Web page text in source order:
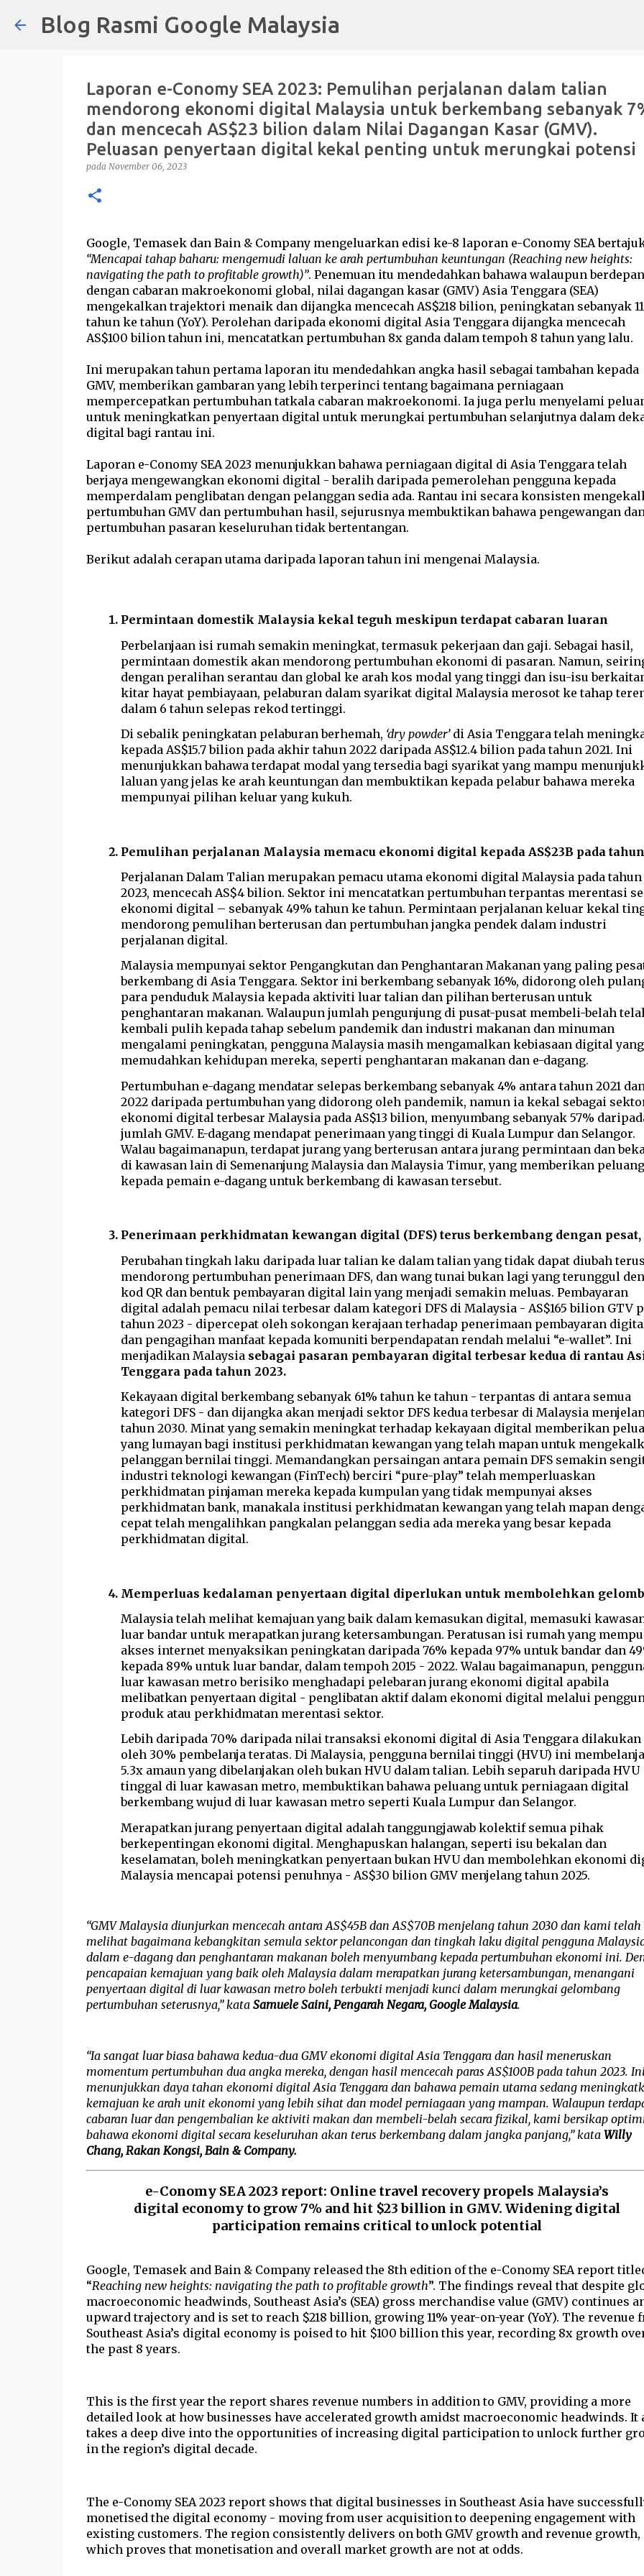
Blog Rasmi Google Malaysia
Laporan e-Conomy SEA 2023: Pemulihan perjalanan dalam talian
mendorong ekonomi digital Malaysia untuk berkembang sebanyak
dan mencecah AS$23 bilion dalam Nilai Dagangan Kasar (GMV).
Peluasan penyertaan digital kekal penting untuk merungkai potensi
pada November 06, 2023
Google, Temasek dan Bain & Company mengeluarkan edisi ke-8 laporan e-Conomy SEA
“Mencapai tahap baharu: mengemudi laluan ke arah pertumbuhan keuntungan (Reaching new heights:
navigating the path to profitable growth)”. Penemuan itu mendedahkan bahawa walaupun berdepan
dengan cabaran makroekonomi global, nilai dagangan kasar (GMV) Asia Tenggara (SEA)
mengekalkan trajektori menaik dan dijangka mencecah AS$218 bilion, peningkatan sebanyak
tahun ke tahun (YoY). Perolehan daripada ekonomi digital Asia Tenggara dijangka mencecah
AS$100 bilion tahun ini, mencatatkan pertumbuhan 8x ganda dalam tempoh 8 tahun yang lalu.
Ini merupakan tahun pertama laporan itu mendedahkan angka hasil sebagai tambahan kepada
GMV, memberikan gambaran yang lebih terperinci tentang bagaimana perniagaan
mempercepatkan pertumbuhan tatkala cabaran makroekonomi. Ia juga perlu menyelami
untuk meningkatkan penyertaan digital untuk merungkai pertumbuhan selanjutnya dalam
digital bagi rantau ini.
Laporan e-Conomy SEA 2023 menunjukkan bahawa perniagaan digital di Asia Tenggara telah
berjaya mengewangkan ekonomi digital - beralih daripada pemerolehan pengguna kepada
memperdalam penglibatan dengan pelanggan sedia ada. Rantau ini secara konsisten
pertumbuhan GMV dan pertumbuhan hasil, sejurusnya membuktikan bahawa pengewangan
pertumbuhan pasaran keseluruhan tidak bertentangan.
Berikut adalah cerapan utama daripada laporan tahun ini mengenai Malaysia.
Permintaan domestik Malaysia kekal teguh meskipun terdapat cabaran luaran
Perbelanjaan isi rumah semakin meningkat, termasuk pekerjaan dan gaji. Sebagai hasil,
permintaan domestik akan mendorong pertumbuhan ekonomi di pasaran. Namun,
dengan peralihan serantau dan global ke arah kos modal yang tinggi dan isu-isu
kitar hayat pembiayaan, pelaburan dalam syarikat digital Malaysia merosot ke tahap
dalam 6 tahun selepas rekod tertinggi.
Di sebalik peningkatan pelaburan berhemah, ‘dry powder’di Asia Tenggara telah
kepada AS$15.7 bilion pada akhir tahun 2022 daripada AS$12.4 bilion pada tahun 2021. Ini
menunjukkan bahawa terdapat modal yang tersedia bagi syarikat yang mampu
laluan yang jelas ke arah keuntungan dan membuktikan kepada pelabur bahawa mereka
mempunyai pilihan keluar yang kukuh.
Pemulihan perjalanan Malaysia memacu ekonomi digital kepada AS$23B pada
Perjalanan Dalam Talian merupakan pemacu utama ekonomi digital Malaysia pada tahun
2023, mencecah AS$4 bilion. Sektor ini mencatatkan pertumbuhan terpantas merentasi
ekonomi digital – sebanyak 49% tahun ke tahun. Permintaan perjalanan keluar kekal
mendorong pemulihan berterusan dan pertumbuhan jangka pendek dalam industri
perjalanan digital.
Malaysia mempunyai sektor Pengangkutan dan Penghantaran Makanan yang paling
berkembang di Asia Tenggara. Sektor ini berkembang sebanyak 16%, didorong oleh
para penduduk Malaysia kepada aktiviti luar talian dan pilihan berterusan untuk
penghantaran makanan. Walaupun jumlah pengunjung di pusat-pusat membeli-belah
kembali pulih kepada tahap sebelum pandemik dan industri makanan dan minuman
mengalami peningkatan, pengguna Malaysia masih mengamalkan kebiasaan digital yang
memudahkan kehidupan mereka, seperti penghantaran makanan dan e-dagang.
Pertumbuhan e-dagang mendatar selepas berkembang sebanyak 4% antara tahun 2021 dan
2022 daripada pertumbuhan yang didorong oleh pandemik, namun ia kekal sebagai
ekonomi digital terbesar Malaysia pada AS$13 bilion, menyumbang sebanyak 57%
jumlah GMV. E-dagang mendapat penerimaan yang tinggi di Kuala Lumpur dan Selangor.
Walau bagaimanapun, terdapat jurang yang berterusan antara jurang permintaan dan
di kawasan lain di Semenanjung Malaysia dan Malaysia Timur, yang memberikan peluang
kepada pemain e-dagang untuk berkembang di kawasan tersebut.
Penerimaan perkhidmatan kewangan digital (DFS) terus berkembang dengan
Perubahan tingkah laku daripada luar talian ke dalam talian yang tidak dapat diubah terus
mendorong pertumbuhan penerimaan DFS, dan wang tunai bukan lagi yang terunggul
kod QR dan bentuk pembayaran digital lain yang menjadi semakin meluas. Pembayaran
digital adalah pemacu nilai terbesar dalam kategori DFS di Malaysia - AS$165 bilion GTV
tahun 2023 - dipercepat oleh sokongan kerajaan terhadap penerimaan pembayaran
dan pengagihan manfaat kepada komuniti berpendapatan rendah melalui “e-wallet”. Ini
menjadikan Malaysia sebagai pasaran pembayaran digital terbesar kedua di rantau
Tenggara pada tahun 2023.
Kekayaan digital berkembang sebanyak 61% tahun ke tahun - terpantas di antara semua
kategori DFS - dan dijangka akan menjadi sektor DFS kedua terbesar di Malaysia
tahun 2030. Minat yang semakin meningkat terhadap kekayaan digital memberikan
yang lumayan bagi institusi perkhidmatan kewangan yang telah mapan untuk
pelanggan bernilai tinggi. Memandangkan persaingan antara pemain DFS semakin
industri teknologi kewangan (FinTech) berciri “pure-play” telah memperluaskan
perkhidmatan pinjaman mereka kepada kumpulan yang tidak mempunyai akses
perkhidmatan bank, manakala institusi perkhidmatan kewangan yang telah mapan
cepat telah mengalihkan pangkalan pelanggan sedia ada mereka yang besar kepada
perkhidmatan digital.
Memperluas kedalaman penyertaan digital diperlukan untuk membolehkan
Malaysia telah melihat kemajuan yang baik dalam kemasukan digital, memasuki
luar bandar untuk merapatkan jurang ketersambungan. Peratusan isi rumah yang
akses internet menyaksikan peningkatan daripada 76% kepada 97% untuk bandar dan
kepada 89% untuk luar bandar, dalam tempoh 2015 - 2022. Walau bagaimanapun,
luar kawasan metro berisiko menghadapi pelebaran jurang ekonomi digital apabila
melibatkan penyertaan digital - penglibatan aktif dalam ekonomi digital melalui
produk atau perkhidmatan merentasi sektor.
Lebih daripada 70% daripada nilai transaksi ekonomi digital di Asia Tenggara dilakukan
oleh 30% pembelanja teratas. Di Malaysia, pengguna bernilai tinggi (HVU) ini
5.3x amaun yang dibelanjakan oleh bukan HVU dalam talian. Lebih separuh daripada HVU
tinggal di luar kawasan metro, membuktikan bahawa peluang untuk perniagaan digital
berkembang wujud di luar kawasan metro seperti Kuala Lumpur dan Selangor.
Merapatkan jurang penyertaan digital adalah tanggungjawab kolektif semua pihak
berkepentingan ekonomi digital. Menghapuskan halangan, seperti isu bekalan dan
keselamatan, boleh meningkatkan penyertaan bukan HVU dan membolehkan ekonomi
Malaysia mencapai potensi penuhnya - AS$30 bilion GMV menjelang tahun 2025.
“GMV Malaysia diunjurkan mencecah antara AS$45B dan AS$70B menjelang tahun 2030 dan kami telah
melihat bagaimana kebangkitan semula sektor pelancongan dan tingkah laku digital pengguna
dalam e-dagang dan penghantaran makanan boleh menyumbang kepada pertumbuhan ekonomi ini.
pencapaian kemajuan yang baik oleh Malaysia dalam merapatkan jurang ketersambungan, menangani
penyertaan digital di luar kawasan metro boleh terbukti menjadi kunci dalam merungkai gelombang
pertumbuhan seterusnya,” kata Samuele Saini, Pengarah Negara, Google Malaysia.
“Ia sangat luar biasa bahawa kedua-dua GMV ekonomi digital Asia Tenggara dan hasil meneruskan
momentum pertumbuhan dua angka mereka, dengan hasil mencecah paras AS$100B pada tahun 2023. Ini
menunjukkan daya tahan ekonomi digital Asia Tenggara dan bahawa pemain utama sedang
kemajuan ke arah unit ekonomi yang lebih sihat dan model perniagaan yang mampan. Walaupun
cabaran luar dan pengembalian ke aktiviti makan dan membeli-belah secara fizikal, kami bersikap
bahawa ekonomi digital secara keseluruhan akan terus berkembang dalam jangka panjang,” kata Willy
Chang, Rakan Kongsi, Bain & Company.
e-Conomy SEA 2023 report: Online travel recovery propels Malaysia’s
digital economy to grow 7% and hit $23 billion in GMV. Widening digital
participation remains critical to unlock potential
Google, Temasek and Bain & Company released the 8th edition of the e-Conomy SEA report
“Reaching new heights: navigating the path to profitable growth”. The findings reveal that despite
macroeconomic headwinds, Southeast Asia’s (SEA) gross merchandise value (GMV) continues
upward trajectory and is set to reach $218 billion, growing 11% year-on-year (YoY). The revenue
Southeast Asia’s digital economy is poised to hit $100 billion this year, recording 8x growth
the past 8 years.
This is the first year the report shares revenue numbers in addition to GMV, providing a more
detailed look at how businesses have accelerated growth amidst macroeconomic headwinds. It
takes a deep dive into the opportunities of increasing digital participation to unlock further
in the region’s digital decade.
The e-Conomy SEA 2023 report shows that digital businesses in Southeast Asia have
monetised the digital economy - moving from user acquisition to deepening engagement with
existing customers. The region consistently delivers on both GMV growth and revenue growth,
which proves that monetisation and overall market growth are not at odds.